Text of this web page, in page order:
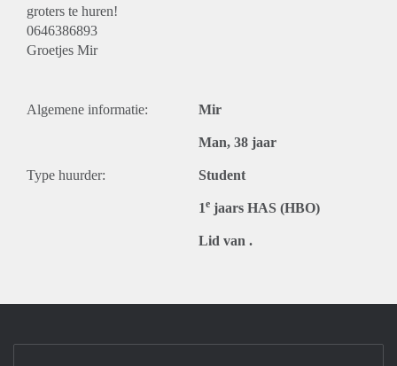
groters te huren!
0646386893
Groetjes Mir
Algemene informatie: Mir
Man, 38 jaar
Type huurder: Student
1e jaars HAS (HBO)
Lid van .